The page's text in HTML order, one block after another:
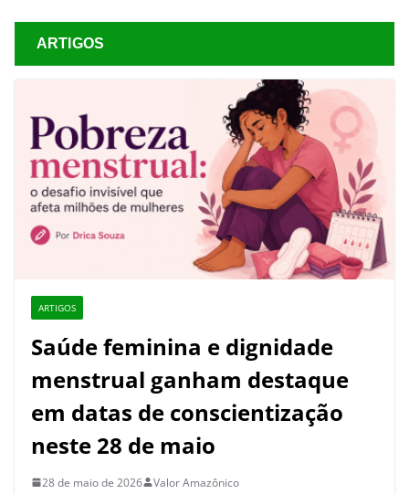
ARTIGOS
ARTIGOS
Saúde feminina e dignidade
menstrual ganham destaque
em datas de conscientização
neste 28 de maio
28 de maio de 2026 Valor Amazônico